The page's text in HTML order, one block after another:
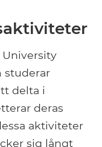
University
studerar
delta i
deras
aktiviteter
sig långt